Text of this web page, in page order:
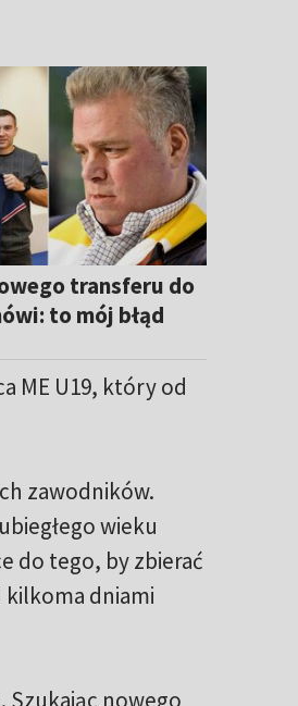
transferu do
to mój błąd
ME U19, który od
zawodników.
wieku
do tego, by zbierać
kilkoma dniami
Szukając nowego